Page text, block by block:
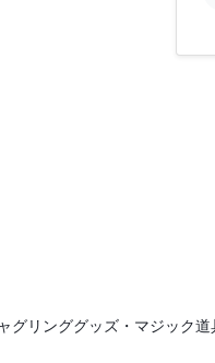
リンググッズ・マジック